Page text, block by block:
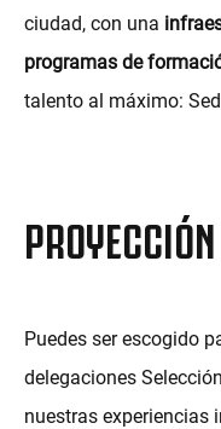
ciudad, con una
programas de
talento al máximo:
Puedes ser escogido
delegaciones
nuestras experiencias